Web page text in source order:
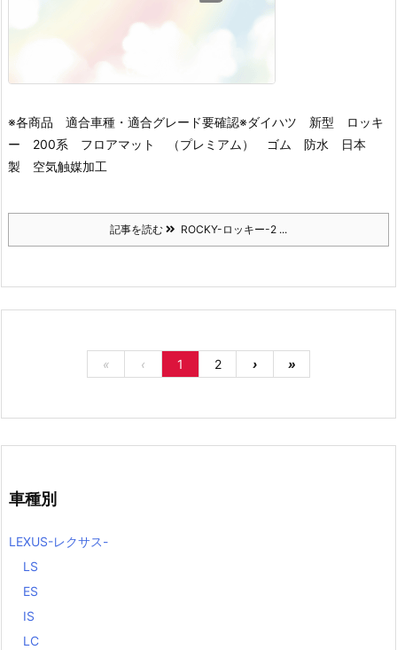
※各商品 適合車種・適合グレード要確認※ダイハツ 新型 ロッキ
ー 200系 フロアマット （プレミアム） ゴム 防水 日本
製 空気触媒加工
記事を読む ROCKY-ロッキー-2 ...
« ‹ 1 2 › »
車種別
LEXUS-レクサス-
LS
ES
IS
LC